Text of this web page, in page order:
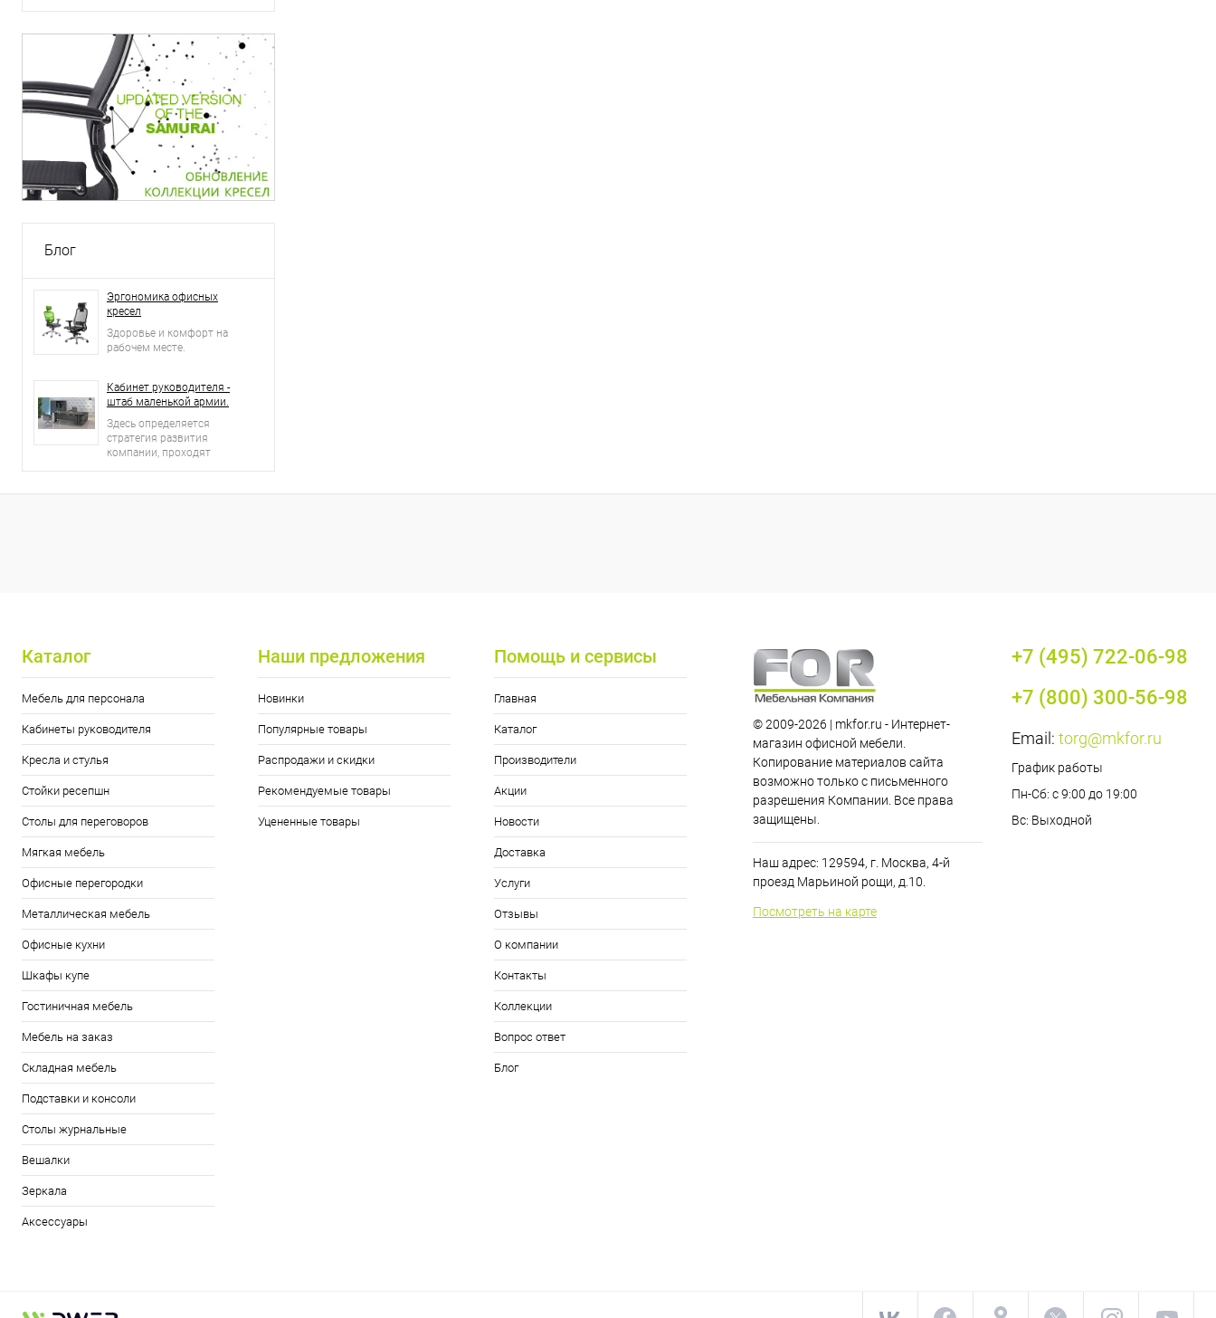
Блог
Эргономика офисных
кресел
Здоровье и комфорт на
рабочем месте.
Кабинет руководителя -
штаб маленькой армии.
Здесь определяется
стратегия развития
компании, проходят
Каталог
Мебель для персонала
Кабинеты руководителя
Кресла и стулья
Стойки ресепшн
Столы для переговоров
Мягкая мебель
Офисные перегородки
Металлическая мебель
Офисные кухни
Шкафы купе
Гостиничная мебель
Мебель на заказ
Складная мебель
Подставки и консоли
Столы журнальные
Вешалки
Зеркала
Аксессуары
Наши предложения
Новинки
Популярные товары
Распродажи и скидки
Рекомендуемые товары
Уцененные товары
Помощь и сервисы
Главная
Каталог
Производители
Акции
Новости
Доставка
Услуги
Отзывы
О компании
Контакты
Коллекции
Вопрос ответ
Блог
© 2009-2026 | mkfor.ru - Интернет-
магазин офисной мебели.
Копирование материалов сайта
возможно только с письменного
разрешения Компании. Все права
защищены.
Наш адрес: 129594, г. Москва, 4-й
проезд Марьиной рощи, д.10.
Посмотреть на карте
+7 (495) 722-06-98
+7 (800) 300-56-98
Email: torg@mkfor.ru
График работы
Пн-Сб: с 9:00 до 19:00
Вс: Выходной